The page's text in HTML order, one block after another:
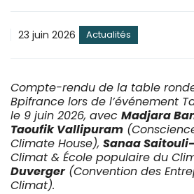
23 juin 2026 Actualités
Compte-rendu de la table
Bpifrance lors de l’événement
le 9 juin 2026, avec Madjara
Taoufik Vallipuram
Climate House), Sanaa
Climat & École populaire du
Duverger(Convention des
Climat).